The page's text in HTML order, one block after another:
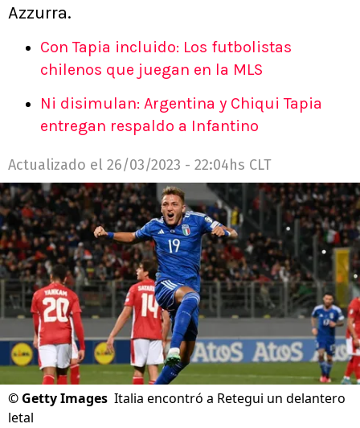
Azzurra.
Con Tapia incluido: Los futbolistas
chilenos que juegan en la MLS
Ni disimulan: Argentina y Chiqui Tapia
entregan respaldo a Infantino
Actualizado el 26/03/2023 - 22:04hs CLT
© Getty Images Italia encontró a Retegui un delantero
letal